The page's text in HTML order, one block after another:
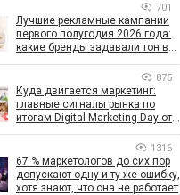
701
Лучшие рекламные кампании
первого полугодия 2026 года:
какие бренды задавали тон в
875
Куда двигается маркетинг:
главные сигналы рынка по
итогам Digital Marketing Day от
1316
67 % маркетологов до сих пор
допускают одну и ту же ошибку,
хотя знают, что она не работает